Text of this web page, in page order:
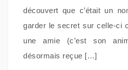
découvert que c’était un
garder le secret sur celle-ci
une amie (c’est son
désormais reçue […]